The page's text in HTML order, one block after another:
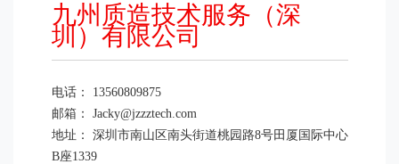
九州质造技术服务（深
圳）有限公司
电话： 13560809875
邮箱： Jacky@jzzztech.com
地址： 深圳市南山区南头街道桃园路8号田厦国际中心
B座1339